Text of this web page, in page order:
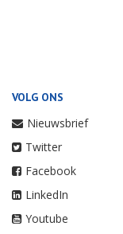
VOLG ONS
Nieuwsbrief
Twitter
Facebook
LinkedIn
Youtube